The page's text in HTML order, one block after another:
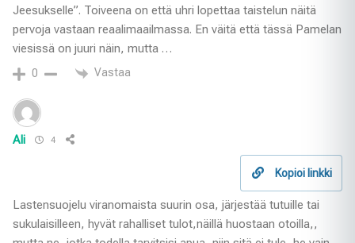
Jeesukselle”. Toiveena on että uhri lopettaa taistelun näitä
pervoja vastaan reaalimaailmassa. En väitä että tässä Pamelan
viesissä on juuri näin, mutta …
0 Vastaa
Ali 4
Kopioi linkki
Lastensuojelu viranomaista suurin osa, järjestää tutuille tai
sukulaisilleen, hyvät rahalliset tulot,näillä huostaan otoilla,,